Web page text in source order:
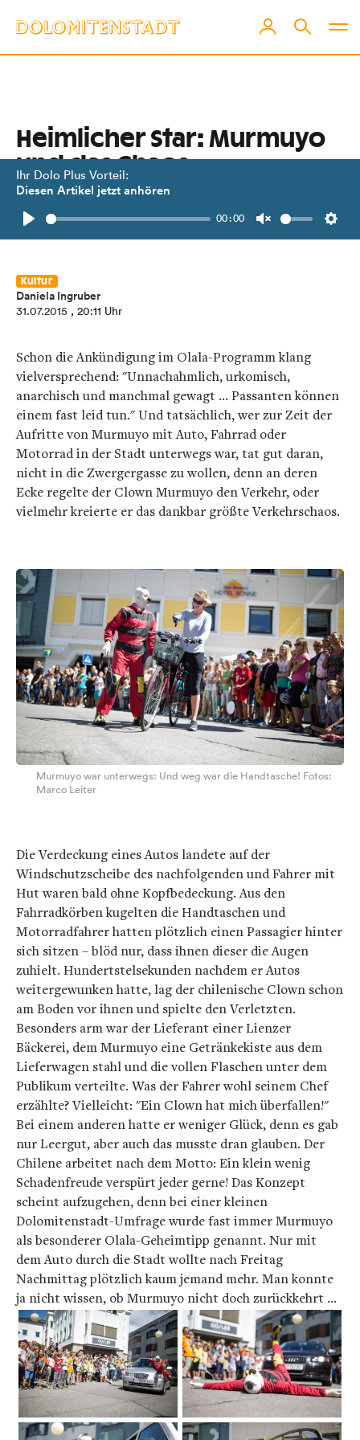
Ihr Dolo Plus Vorteil:
Diesen Artikel jetzt anhören
Play
00:00
Unmute
Heimlicher Star: Murmuyo
und das Chaos
Ein chilenischer Clown eroberte die
Herzen des Olala-Publikums.
Kultur
Daniela Ingruber
31.07.2015 , 20:11 Uhr
Schon die Ankündigung im Olala-Programm klang
vielversprechend: "Unnachahmlich, urkomisch,
anarchisch und manchmal gewagt ... Passanten können
einem fast leid tun." Und tatsächlich, wer zur Zeit der
Aufritte von Murmuyo mit Auto, Fahrrad oder
Motorrad in der Stadt unterwegs war, tat gut daran,
nicht in die Zwergergasse zu wollen, denn an deren
Ecke regelte der Clown Murmuyo den Verkehr, oder
vielmehr kreierte er das dankbar größte Verkehrschaos.
Murmuyo war unterwegs: Und weg war die Handtasche! Fotos:
Marco Leiter
Die Verdeckung eines Autos landete auf der
Windschutzscheibe des nachfolgenden und Fahrer mit
Hut waren bald ohne Kopfbedeckung. Aus den
Fahrradkörben kugelten die Handtaschen und
Motorradfahrer hatten plötzlich einen Passagier hinter
sich sitzen – blöd nur, dass ihnen dieser die Augen
zuhielt. Hundertstelsekunden nachdem er Autos
weitergewunken hatte, lag der chilenische Clown schon
am Boden vor ihnen und spielte den Verletzten.
Besonders arm war der Lieferant einer Lienzer
Bäckerei, dem Murmuyo eine Getränkekiste aus dem
Lieferwagen stahl und die vollen Flaschen unter dem
Publikum verteilte. Was der Fahrer wohl seinem Chef
erzählte? Vielleicht: "Ein Clown hat mich überfallen!"
Bei einem anderen hatte er weniger Glück, denn es gab
nur Leergut, aber auch das musste dran glauben. Der
Chilene arbeitet nach dem Motto: Ein klein wenig
Schadenfreude verspürt jeder gerne! Das Konzept
scheint aufzugehen, denn bei einer kleinen
Dolomitenstadt-Umfrage wurde fast immer Murmuyo
als besonderer Olala-Geheimtipp genannt. Nur mit
dem Auto durch die Stadt wollte nach Freitag
Nachmittag plötzlich kaum jemand mehr. Man konnte
ja nicht wissen, ob Murmuyo nicht doch zurückkehrt ...